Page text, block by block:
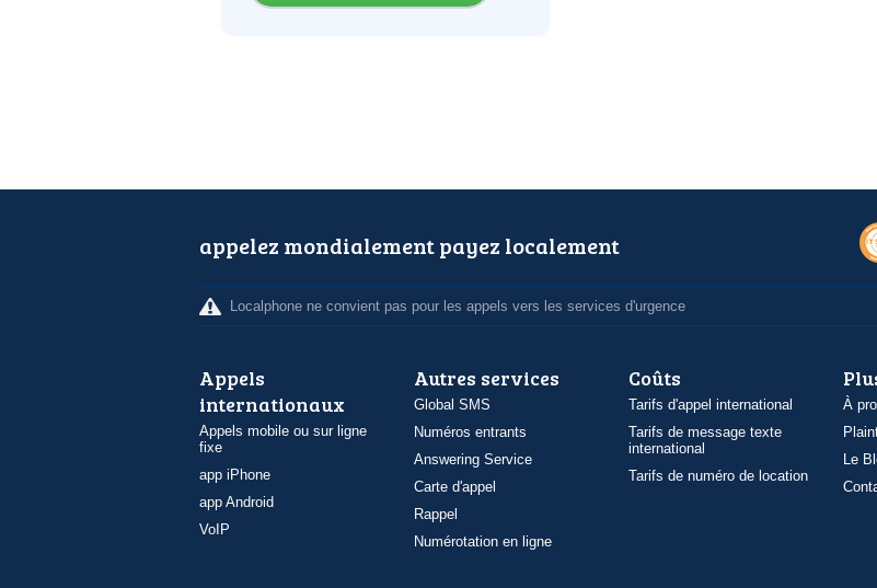
appelez mondialement payez localement
Localphone ne convient pas pour les appels vers les services d'urgence
Appels
internationaux
Appels mobile ou sur ligne
fixe
app iPhone
app Android
VoIP
Autres services
Global SMS
Numéros entrants
Answering Service
Carte d'appel
Rappel
Numérotation en ligne
Coûts
Tarifs d'appel international
Tarifs de message texte
international
Tarifs de numéro de location
À
Le